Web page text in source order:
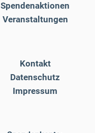
Spendenaktionen
Veranstaltungen
Kontakt
Datenschutz
Impressum